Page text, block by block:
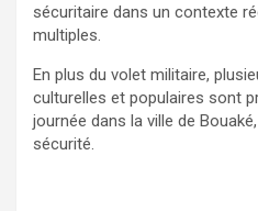
sécuritaire dans un contexte
multiples.
En plus du volet militaire,
culturelles et populaires sont
journée dans la ville de
sécurité.